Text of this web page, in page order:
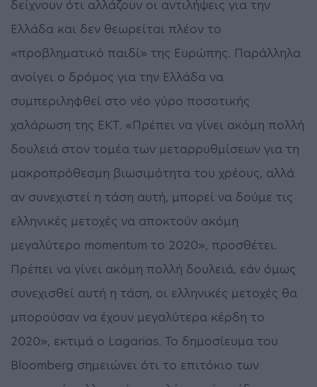
δείχνουν ότι αλλάζουν οι αντιλήψεις για την
Ελλάδα και δεν θεωρείται πλέον το
«προβληματικό παιδί» της Ευρώπης. Παράλληλα
ανοίγει ο δρόμος για την Ελλάδα να
συμπεριληφθεί στο νέο γύρο ποσοτικής
χαλάρωση της ΕΚΤ. «Πρέπει να γίνει ακόμη πολλή
δουλειά στον τομέα των μεταρρυθμίσεων για τη
μακροπρόθεσμη βιωσιμότητα του χρέους, αλλά
αν συνεχιστεί η τάση αυτή, μπορεί να δούμε τις
ελληνικές μετοχές να αποκτούν ακόμη
μεγαλύτερο momentum το 2020», προσθέτει.
Πρέπει να γίνει ακόμη πολλή δουλειά, εάν όμως
συνεχισθεί αυτή η τάση, οι ελληνικές μετοχές θα
μπορούσαν να έχουν μεγαλύτερα κέρδη το
2020», εκτιμά ο Lagarias. Το δημοσίευμα του
Bloomberg σημειώνει ότι το επιτόκιο των